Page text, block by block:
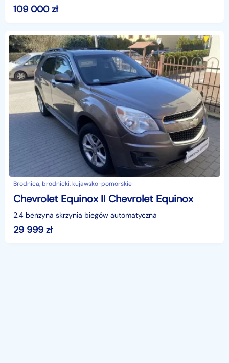
panoramę, klimatyzację 4 strefy, podgrzewane fotel
109 000zł
Brodnica, brodnicki, kujawsko-pomorskie
Chevrolet Equinox II Chevrolet Equinox
2.4 benzyna skrzynia biegów automatyczna
29 999 zł